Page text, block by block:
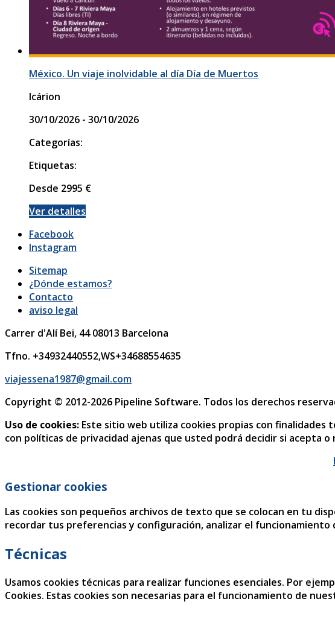
México. Un viaje inolvidable al día Día de Muertos
Icárion
30/10/2026 - 30/10/2026
Categorías:
Etiquetas:
Desde 2995 €
Ver detalles
Facebook
Instagram
Sitemap
¿Dónde estamos?
Contacto
aviso legal
Carrer d'Alí Bei, 44 08013 Barcelona
Tfno. +34932440552,WS+34688554635
viajessena1987@gmail.com
Copyright © 2012-2026 Pipeline Software. Todos los derechos
Uso de cookies: Este sitio web utiliza cookies propias con
con políticas de privacidad ajenas que usted podrá decidir si acepta o
Gestionar cookies
Las cookies son pequeños archivos de texto que se colocan en tu
recordar tus preferencias y configuración, analizar el funcionamiento
Técnicas
Usamos cookies técnicas para realizar funciones esenciales. Por
Cookies. Estas cookies son necesarias para el funcionamiento de